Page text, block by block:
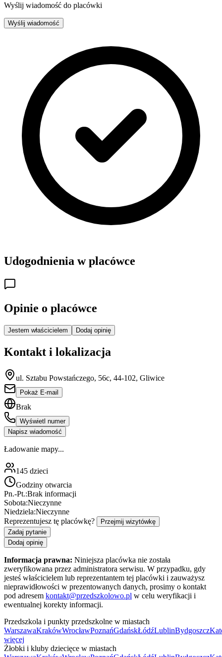
Wyślij wiadomość do placówki
Wyślij wiadomość
Udogodnienia w placówce
Opinie o placówce
Jestem właścicielem Dodaj opinię
Kontakt i lokalizacja
ul. Sztabu Powstańczego, 56c, 44-102, Gliwice
Pokaż E-mail
Brak
Wyświetl numer
Napisz wiadomość
Ładowanie mapy...
145 dzieci
Godziny otwarcia
Pn.-Pt.:Brak informacji
Sobota:Nieczynne
Niedziela:Nieczynne
Reprezentujesz tę placówkę?
Przejmij wizytówkę
Zadaj pytanie
Dodaj opinię
Informacja prawna: Niniejsza placówka nie została
zweryfikowana przez administratora serwisu. W przypadku, gdy
jesteś właścicielem lub reprezentantem tej placówki i zauważysz
nieprawidłowości w prezentowanych danych, prosimy o kontakt
pod adresem kontakt@przedszkolowo.pl w celu weryfikacji i
ewentualnej korekty informacji.
Przedszkola i punkty przedszkolne w miastach
WarszawaKrakówWrocławPoznańGdańskŁódźLublinBydgoszcz
więcej
Żłobki i kluby dziecięce w miastach